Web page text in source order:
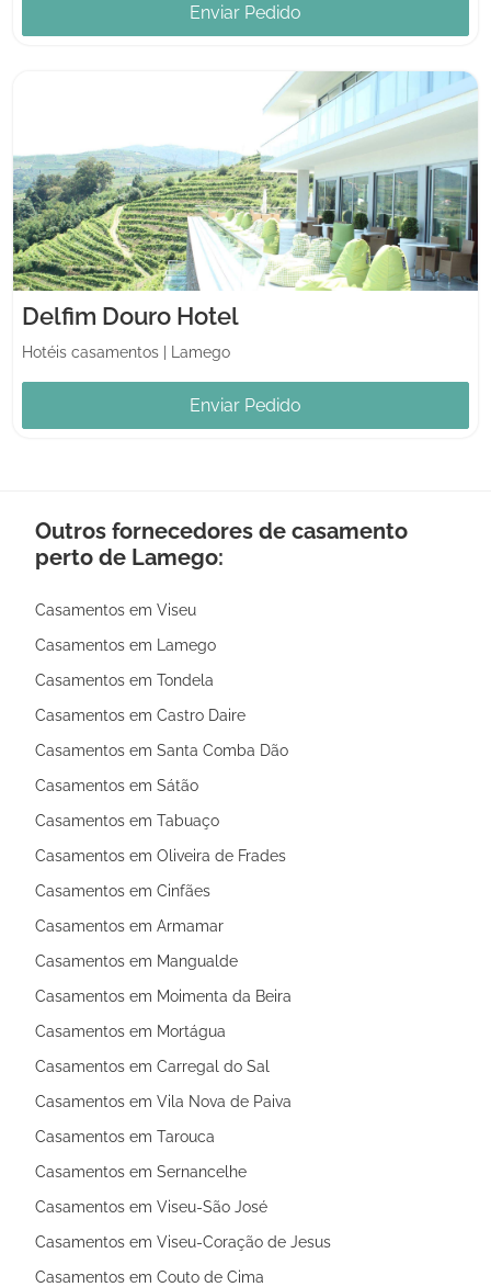
Enviar Pedido
Delfim Douro Hotel
Hotéis casamentos Lamego
Enviar Pedido
Outros fornecedores de casamento
perto de Lamego:
Casamentos em Viseu
Casamentos em Lamego
Casamentos em Tondela
Casamentos em Castro Daire
Casamentos em Santa Comba Dão
Casamentos em Sátão
Casamentos em Tabuaço
Casamentos em Oliveira de Frades
Casamentos em Cinfães
Casamentos em Armamar
Casamentos em Mangualde
Casamentos em Moimenta da Beira
Casamentos em Mortágua
Casamentos em Carregal do Sal
Casamentos em Vila Nova de Paiva
Casamentos em Tarouca
Casamentos em Sernancelhe
Casamentos em Viseu-São José
Casamentos em Viseu-Coração de Jesus
Casamentos em Couto de Cima